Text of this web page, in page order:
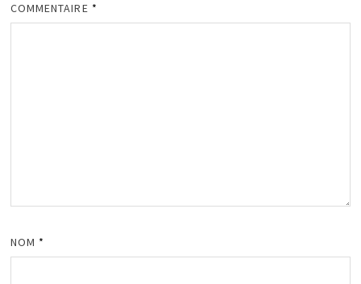
COMMENTAIRE *
NOM *